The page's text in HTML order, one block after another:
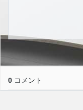
0 コメント